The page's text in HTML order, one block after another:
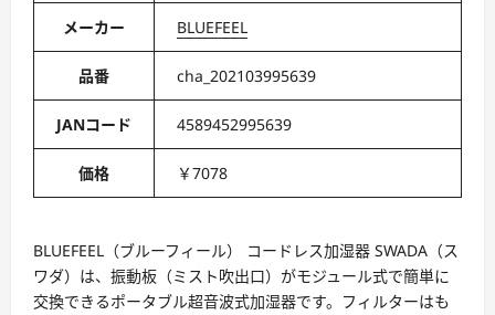
メーカー BLUEFEEL
品番 cha_202103995639
JANコード 4589452995639
価格 ￥7078
BLUEFEEL（ブルーフィール） コードレス加湿器 SWADA（ス
ワダ）は、振動板（ミスト吹出口）がモジュール式で簡単に
交換できるポータブル超音波式加湿器です。フィルターはも